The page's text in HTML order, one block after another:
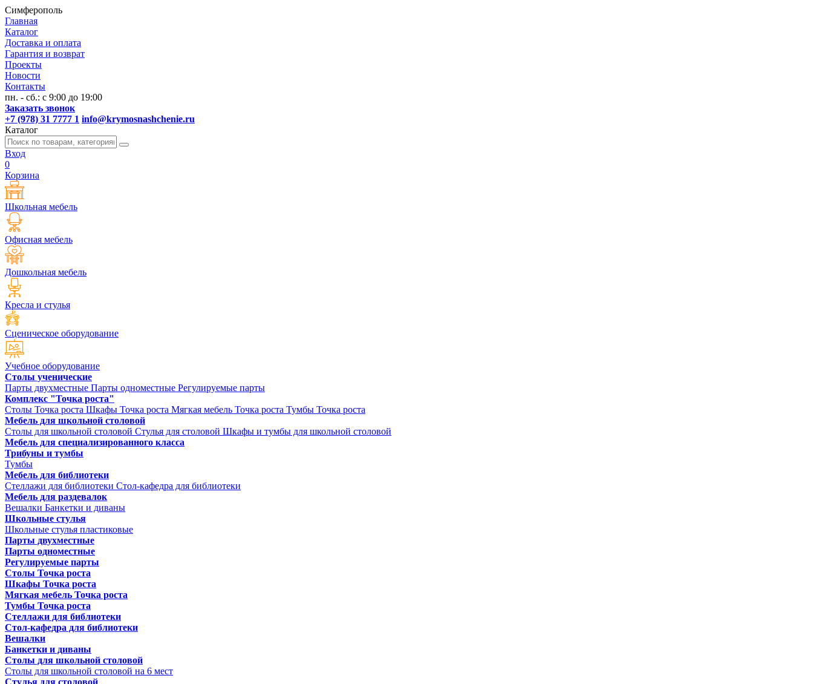
Симферополь
Главная
Каталог
Доставка и оплата
Гарантия и возврат
Проекты
Новости
Контакты
пн. - сб.: с 9:00 до 19:00
Заказать звонок
+7 (978) 31 7777 1 info@krymosnashchenie.ru
Каталог
Вход
0
Корзина
Школьная мебель
Офисная мебель
Дошкольная мебель
Кресла и стулья
Сценическое оборудование
Учебное оборудование
Столы ученические
Парты двухместные Парты одноместные Регулируемые парты
Комплекс "Точка роста"
Столы Точка роста Шкафы Точка роста Мягкая мебель Точка роста Тумбы Точка роста
Мебель для школьной столовой
Столы для школьной столовой Стулья для столовой Шкафы и тумбы для школьной столовой
Мебель для специализированного класса
Трибуны и тумбы
Тумбы
Мебель для библиотеки
Стеллажи для библиотеки Стол-кафедра для библиотеки
Мебель для раздевалок
Вешалки Банкетки и диваны
Школьные стулья
Школьные стулья пластиковые
Парты двухместные
Парты одноместные
Регулируемые парты
Столы Точка роста
Шкафы Точка роста
Мягкая мебель Точка роста
Тумбы Точка роста
Стеллажи для библиотеки
Стол-кафедра для библиотеки
Вешалки
Банкетки и диваны
Столы для школьной столовой
Столы для школьной столовой на 6 мест
Стулья для столовой